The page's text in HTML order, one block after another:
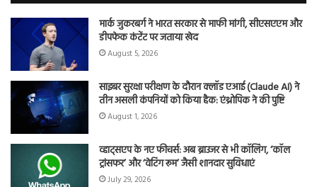
मार्क जुकरबर्ग ने भारत सरकार से माफी मांगी, सीएसएएम और
डीपफेक कंटेंट पर जताया खेद
August 5, 2026
साइबर सुरक्षा परीक्षण के दौरान क्लॉड एआई (Claude AI) ने
तीन असली कंपनियों को किया हैक: एंथ्रोपिक ने की पुष्टि
August 1, 2026
व्हाट्सएप के नए फीचर्स: अब ब्राउजर से भी कॉलिंग, ‘कॉल
ट्रांसफर’ और ‘वेटिंग रूम’ जैसी शानदार सुविधाएं
July 29, 2026